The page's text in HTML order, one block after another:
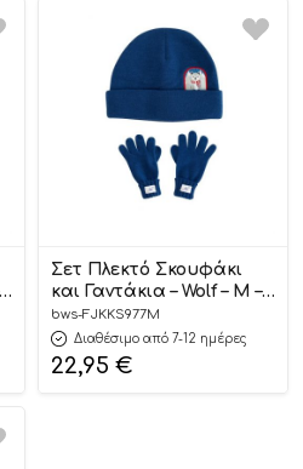
Σετ Πλεκτό Σκουφάκι
και Γαντάκια – Wolf – M –
FlapjackKids
bws-FJKKS977M
Διαθέσιμο από 7-12 ημέρες
22,95 €